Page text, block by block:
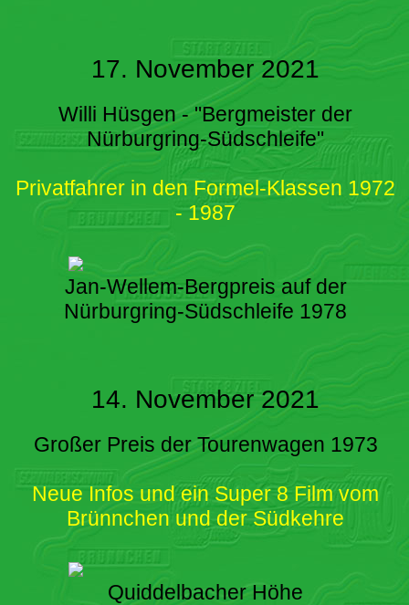
17. November 2021
Willi Hüsgen - "Bergmeister der
Nürburgring-Südschleife"
Privatfahrer in den Formel-Klassen 1972
- 1987
Jan-Wellem-Bergpreis auf der
Nürburgring-Südschleife 1978
14. November 2021
Großer Preis der Tourenwagen 1973
Neue Infos und ein Super 8 Film vom
Brünnchen und der Südkehre
Quiddelbacher Höhe